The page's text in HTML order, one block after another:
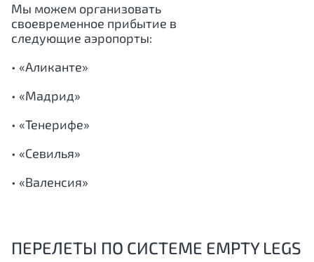
Мы можем организовать
своевременное прибытие в
следующие аэропорты:
• «Аликанте»
• «Мадрид»
• «Тенерифе»
• «Севилья»
• «Валенсия»
ПЕРЕЛЕТЫ ПО СИСТЕМЕ EMPTY LEGS